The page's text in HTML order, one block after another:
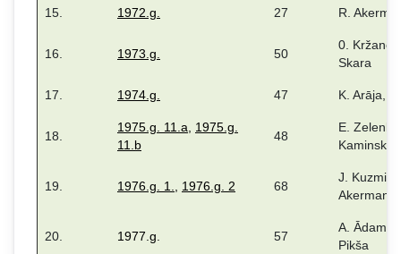
15. 1972.g. 27 R.
16. 1973.g. 50
0.
Skara
17. 1974.g. 47 K. Arāja, I.
18.
1975.g. 11.a
1975.g.
11.b
48
E.
Kaminska
19. 1976.g. 1. 1976.g. 2 68
J.
Akermanis
20. 1977.g. 57
A. Ādama,
Pikša